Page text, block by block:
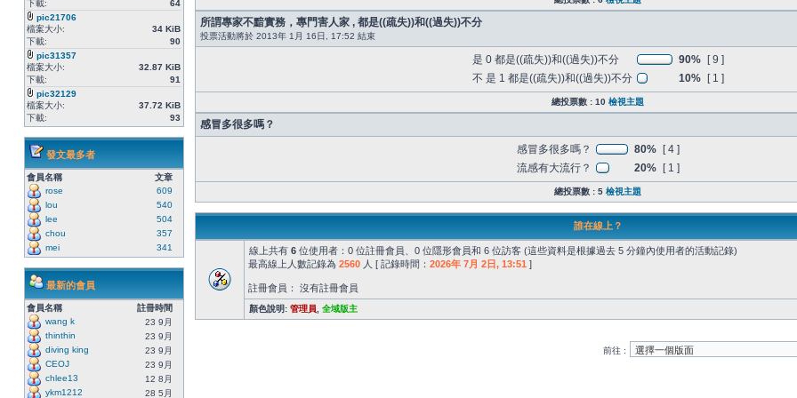
下載:
64
pic21706
檔案大小:
34 KiB
下載:
90
pic31357
檔案大小:
32.87 KiB
下載:
91
pic32129
檔案大小:
37.72 KiB
下載:
93
發文最多者
會員名稱
文章
rose
609
lou
540
lee
504
chou
357
mei
341
最新的會員
會員名稱
註冊時間
wang k
23 9月
thinthin
23 9月
diving king
23 9月
CEOJ
23 9月
chlee13
12 8月
ykm1212
28 5月
所謂專家不黯實務，專門害人家 , 都是((疏失))和((過失))不分
投票活動將於 2013年 1月 16日, 17:52 結束
是 0 都是((疏失))和((過失))不分 90%
[ 9 ]
不 是 1 都是((疏失))和((過失))不分
10% [ 1 ]
總投票數 : 10 檢視主題
感冒多很多嗎？
感冒多很多嗎？
80%
[ 4 ]
流感有大流行？
20% [ 1 ]
總投票數 : 5 檢視主題
誰在線上？
線上共有 6 位使用者：0 位註冊會員、0 位隱形會員和 6 位訪客 (這些資料是根據過去 5 分鐘內使用者的活動記錄)
最高線上人數記錄為 2560 人 [ 記錄時間： 2026年 7月 2日, 13:51 ]
註冊會員： 沒有註冊會員
顏色說明: 管理員 全域版主
前往 :